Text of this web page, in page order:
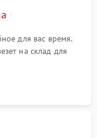
для вас время.
на склад для